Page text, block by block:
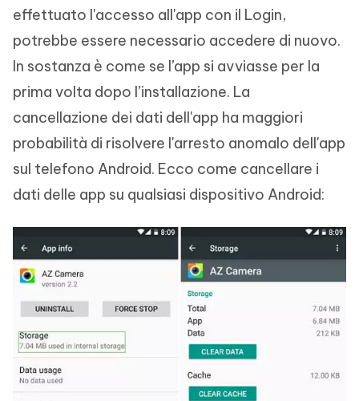
effettuato l'accesso all'app con il Login,
potrebbe essere necessario accedere di nuovo.
In sostanza è come se l’app si avviasse per la
prima volta dopo l’installazione. La
cancellazione dei dati dell'app ha maggiori
probabilità di risolvere l'arresto anomalo dell'app
sul telefono Android. Ecco come cancellare i
dati delle app su qualsiasi dispositivo Android: